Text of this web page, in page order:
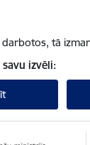
darbotos, tā
izvēli: